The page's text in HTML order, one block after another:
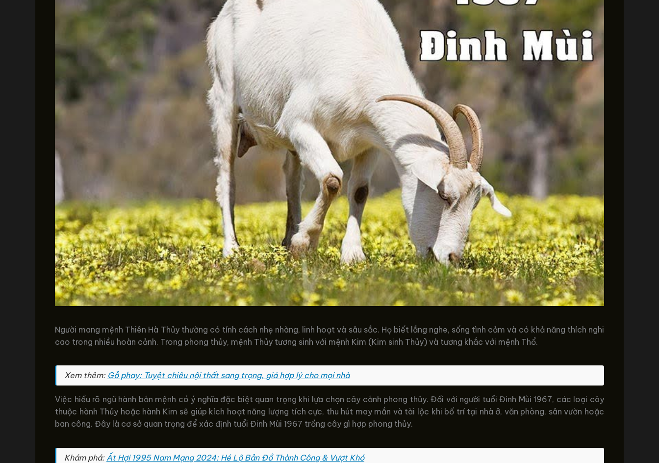
Người mang mệnh Thiên Hà Thủy thường có tính cách nhẹ nhàng, linh hoạt và sâu sắc. Họ biết lắng nghe, sống tình cảm và có khả năng thích nghi
cao trong nhiều hoàn cảnh. Trong phong thủy, mệnh Thủy tương sinh với mệnh Kim (Kim sinh Thủy) và tương khắc với mệnh Thổ.
Xem thêm: Gỗ phay: Tuyệt chiêu nội thất sang trọng, giá hợp lý cho mọi nhà
Việc hiểu rõ ngũ hành bản mệnh có ý nghĩa đặc biệt quan trọng khi lựa chọn cây cảnh phong thủy. Đối với người tuổi Đinh Mùi 1967, các loại cây
thuộc hành Thủy hoặc hành Kim sẽ giúp kích hoạt năng lượng tích cực, thu hút may mắn và tài lộc khi bố trí tại nhà ở, văn phòng, sân vườn hoặc
ban công. Đây là cơ sở quan trọng để xác định tuổi Đinh Mùi 1967 trồng cây gì hợp phong thủy.
Khám phá: Ất Hợi 1995 Nam Mạng 2024: Hé Lộ Bản Đồ Thành Công & Vượt Khó